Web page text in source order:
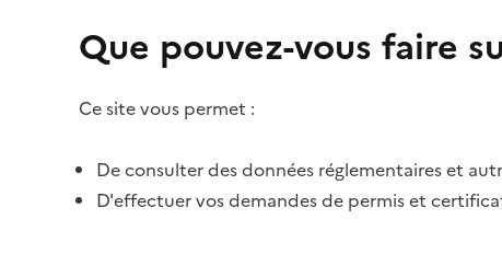
Que pouvez-vous faire
Ce site vous permet :
De consulter des données réglementaires et
D'effectuer vos demandes de permis et